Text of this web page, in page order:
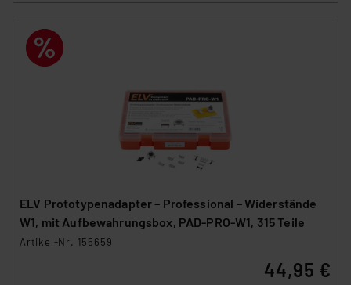
ELV Prototypenadapter – Professional – Widerstände
W1, mit Aufbewahrungsbox, PAD-PRO-W1, 315 Teile
Artikel-Nr. 155659
44,95 €